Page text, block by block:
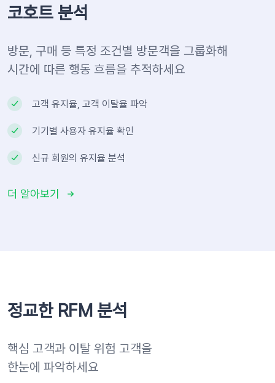
코호트 분석
방문, 구매 등 특정 조건별 방문객을 그룹화해
시간에 따른 행동 흐름을 추적하세요
고객 유지율, 고객 이탈율 파악
기기별 사용자 유지율 확인
신규 회원의 유지율 분석
더 알아보기
정교한 RFM 분석
핵심 고객과 이탈 위험 고객을
한눈에 파악하세요